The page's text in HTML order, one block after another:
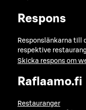
Respons
Responslänkarna till
respektive
Skicka respons om
Raflaamo.fi
Restauranger